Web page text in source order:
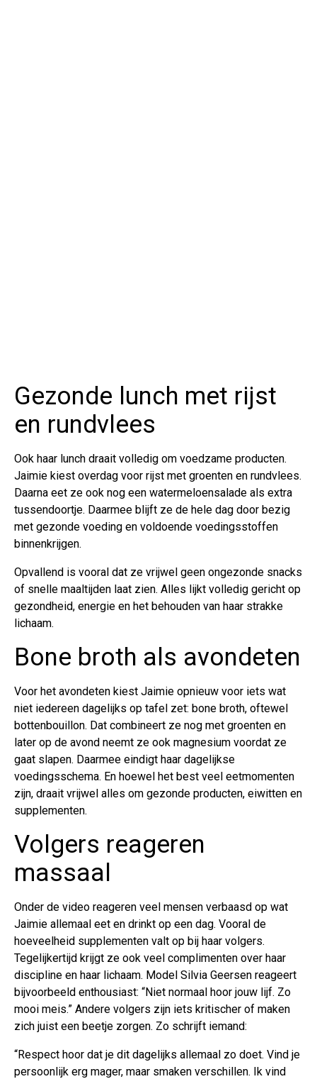
Gezonde lunch met rijst
en rundvlees
Ook haar lunch draait volledig om voedzame producten.
Jaimie kiest overdag voor rijst met groenten en rundvlees.
Daarna eet ze ook nog een watermeloensalade als extra
tussendoortje. Daarmee blijft ze de hele dag door bezig
met gezonde voeding en voldoende voedingsstoffen
binnenkrijgen.
Opvallend is vooral dat ze vrijwel geen ongezonde snacks
of snelle maaltijden laat zien. Alles lijkt volledig gericht op
gezondheid, energie en het behouden van haar strakke
lichaam.
Bone broth als avondeten
Voor het avondeten kiest Jaimie opnieuw voor iets wat
niet iedereen dagelijks op tafel zet: bone broth, oftewel
bottenbouillon. Dat combineert ze nog met groenten en
later op de avond neemt ze ook magnesium voordat ze
gaat slapen. Daarmee eindigt haar dagelijkse
voedingsschema. En hoewel het best veel eetmomenten
zijn, draait vrijwel alles om gezonde producten, eiwitten en
supplementen.
Volgers reageren
massaal
Onder de video reageren veel mensen verbaasd op wat
Jaimie allemaal eet en drinkt op een dag. Vooral de
hoeveelheid supplementen valt op bij haar volgers.
Tegelijkertijd krijgt ze ook veel complimenten over haar
discipline en haar lichaam. Model Silvia Geersen reageert
bijvoorbeeld enthousiast: “Niet normaal hoor jouw lijf. Zo
mooi meis.” Andere volgers zijn iets kritischer of maken
zich juist een beetje zorgen. Zo schrijft iemand:
“Respect hoor dat je dit dagelijks allemaal zo doet. Vind je
persoonlijk erg mager, maar smaken verschillen. Ik vind